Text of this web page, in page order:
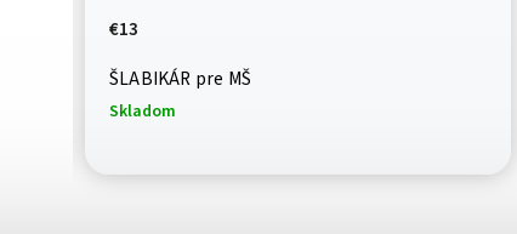
ŠLABIKÁR pre MŠ
Skladom
€13